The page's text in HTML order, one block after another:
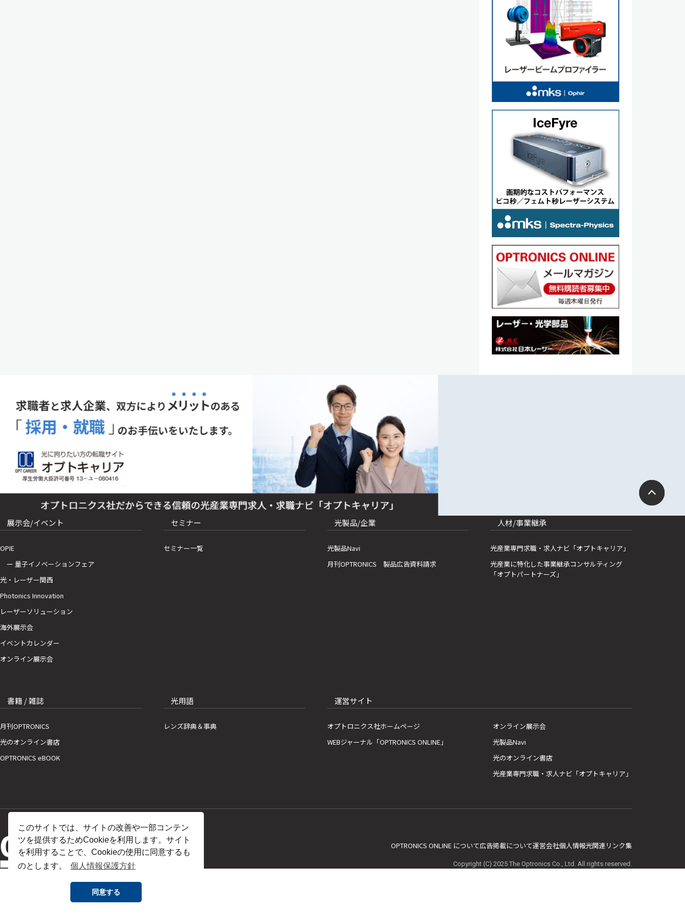
このサイトでは、サイトの改善や一部コンテン
ツを提供するためCookieを利用します。サイト
を利用することで、Cookieの使用に同意するも
のとします。
個人情報保護方針
同意する
展示会/イベント
OPIE
ー 量子イノベーションフェア
光・レーザー関西
Photonics Innovation
レーザーソリューション
海外展示会
イベントカレンダー
オンライン展示会
セミナー
セミナー一覧
光製品/企業
光製品Navi
月刊OPTRONICS 製品広告資料請求
人材/事業継承
光産業専門求職・求人ナビ「オプトキャリア」
光産業に特化した事業継承コンサルティング
「オプトパートナーズ」
書籍 / 雑誌
月刊OPTRONICS
光のオンライン書店
OPTRONICS eBOOK
光用語
レンズ辞典＆事典
運営サイト
オプトロニクス社ホームページ
WEBジャーナル「OPTRONICS ONLINE」
オンライン展示会
光製品Navi
光のオンライン書店
光産業専門求職・求人ナビ「オプトキャリア」
OPTRONICS ONLINE について広告掲載について運営会社個人情報光関連リンク集
Copyright (C) 2025 The Optronics Co., Ltd. All rights reserved.